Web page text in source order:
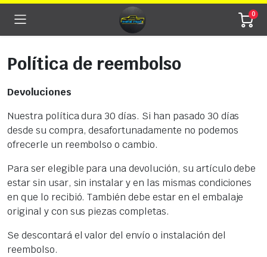
0
Política de reembolso
Devoluciones
Nuestra política dura 30 días. Si han pasado 30 días
desde su compra, desafortunadamente no podemos
ofrecerle un reembolso o cambio.
Para ser elegible para una devolución, su artículo debe
estar sin usar, sin instalar y en las mismas condiciones
en que lo recibió. También debe estar en el embalaje
original y con sus piezas completas.
Se descontará el valor del envío o instalación del
reembolso.